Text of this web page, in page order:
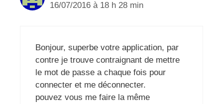
16/07/2016 à 18 h 28 min
Bonjour, superbe votre application, par
contre je trouve contraignant de mettre
le mot de passe a chaque fois pour
connecter et me déconnecter.
pouvez vous me faire la même